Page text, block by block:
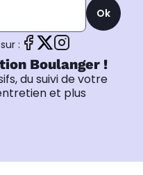
Ok
:
Boulanger !
du suivi de votre
et plus